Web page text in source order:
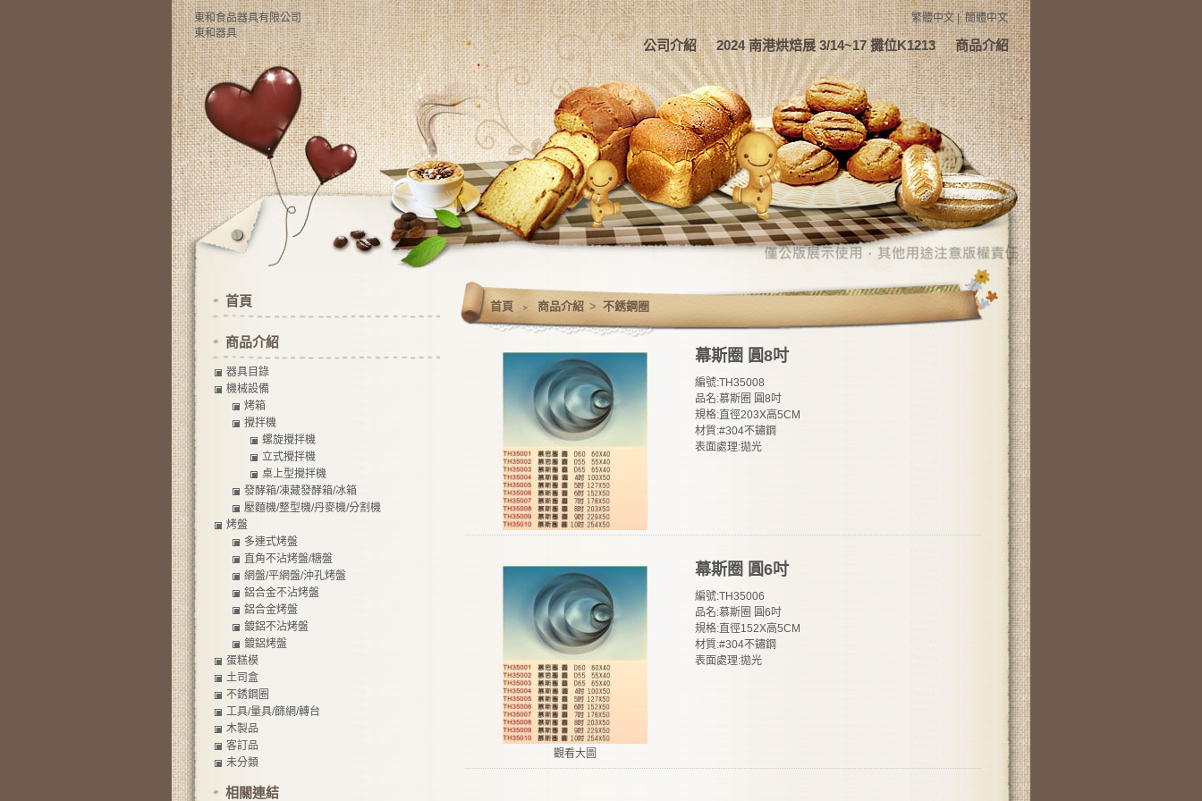
東和食品器具有限公司
東和器具
繁體中文|簡體中文
公司介紹 2024 南港烘焙展 3/14~17 攤位K1213 商品介紹
首頁 ﹥ 商品介紹 > 不銹鋼圈
幕斯圈 圓8吋
編號:TH35008
品名:慕斯圈 圓8吋
規格:直徑203X高5CM
材質:#304不鏽鋼
表面處理:拋光
觀看大圖
幕斯圈 圓6吋
編號:TH35006
品名:慕斯圈 圓6吋
規格:直徑152X高5CM
材質:#304不鏽鋼
表面處理:拋光
首頁
商品介紹
器具目錄
機械設備
烤箱
攪拌機
螺旋攪拌機
立式攪拌機
桌上型攪拌機
發酵箱/凍藏發酵箱/冰箱
壓麵機/整型機/丹麥機/分割機
烤盤
多連式烤盤
直角不沾烤盤/糖盤
網盤/平網盤/沖孔烤盤
鋁合金不沾烤盤
鋁合金烤盤
鍍鋁不沾烤盤
鍍鋁烤盤
蛋糕模
土司盒
不銹鋼圈
工具/量具/篩網/轉台
木製品
客訂品
未分類
相關連結